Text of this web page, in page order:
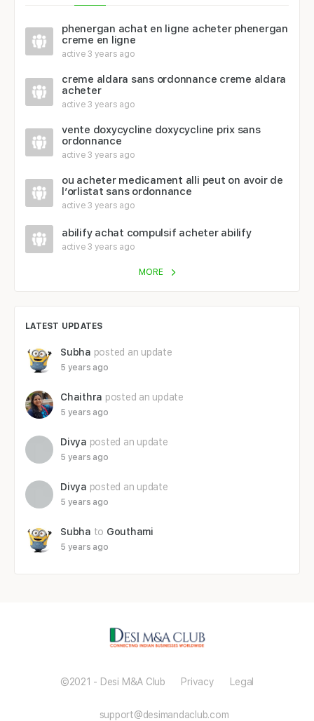
phenergan achat en ligne acheter phenergan
creme en ligne
active 3 years ago
creme aldara sans ordonnance creme aldara
acheter
active 3 years ago
vente doxycycline doxycycline prix sans
ordonnance
active 3 years ago
ou acheter medicament alli peut on avoir de
l’orlistat sans ordonnance
active 3 years ago
abilify achat compulsif acheter abilify
active 3 years ago
MORE
LATEST UPDATES
Subha posted an update
5 years ago
Chaithra posted an update
5 years ago
Divya posted an update
5 years ago
Divya posted an update
5 years ago
Subha to Gouthami
5 years ago
©2021 - Desi M&A Club Privacy Legal
support@desimandaclub.com